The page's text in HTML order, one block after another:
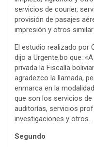
servicios de courier,
provisión de pasajes
impresión y otros
El estudio realizado por
dijo a Urgente.bo que:
privada la Fiscalía
agradezco la llamada,
enmarca en la
que son los servicios
auditorías, servicios
investigaciones y otros.
Segundo